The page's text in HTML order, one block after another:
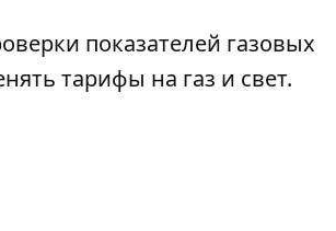
показателей газовых
тарифы на газ и свет.